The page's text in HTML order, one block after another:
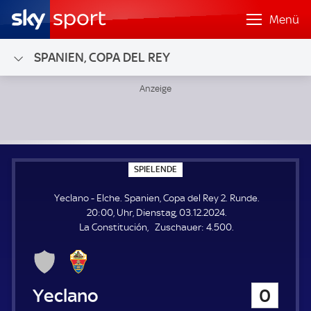
Menü
SPANIEN, COPA DEL REY
SPIELENDE
P
E
L
E
N
Yeclano - Elche. Spanien, Copa del Rey 2. Runde.
20:00, Uhr, Dienstag, 03.12.2024.
La Constitución
Zuschauer: Z
4.500.
Yeclano 0